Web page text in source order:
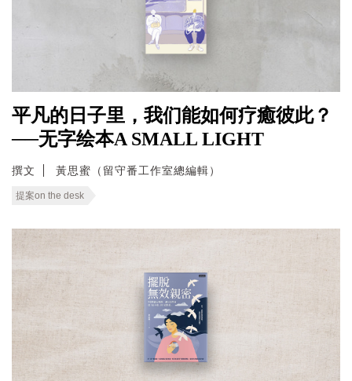
平凡的日子里，我们能如何疗癒彼此？
──无字绘本A SMALL LIGHT
撰文 黃思蜜（留守番工作室總編輯）
提案on the desk